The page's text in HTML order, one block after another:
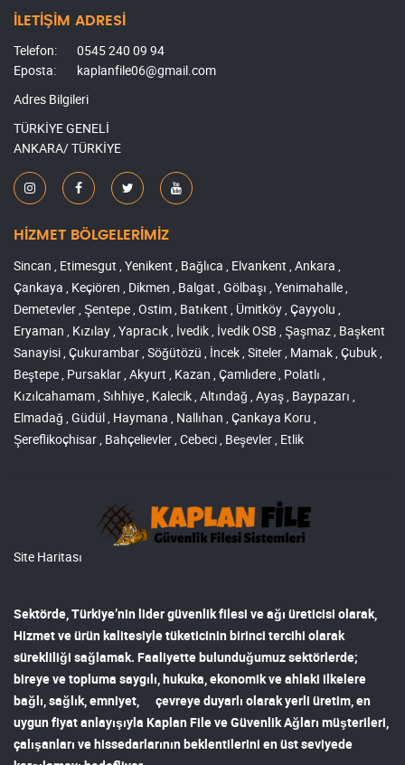
İLETİŞİM ADRESİ
Telefon:
0545 240 09 94
Eposta:
kaplanfile06@gmail.com
Adres Bilgileri
TÜRKİYE GENELİ
ANKARA/ TÜRKİYE
HİZMET BÖLGELERİMİZ
Sincan , Etimesgut , Yenikent , Bağlıca , Elvankent , Ankara ,
Çankaya , Keçiören , Dikmen , Balgat , Gölbaşı , Yenimahalle ,
Demetevler , Şentepe , Ostim , Batıkent , Ümitköy , Çayyolu ,
Eryaman , Kızılay , Yapracık , İvedik , İvedik OSB , Şaşmaz , Başkent
Sanayisi , Çukurambar , Söğütözü , İncek , Siteler , Mamak , Çubuk ,
Beştepe , Pursaklar , Akyurt , Kazan , Çamlıdere , Polatlı ,
Kızılcahamam , Sıhhiye , Kalecik , Altındağ , Ayaş , Baypazarı ,
Elmadağ , Güdül , Haymana , Nallıhan , Çankaya Koru ,
Şereflikoçhisar , Bahçelievler , Cebeci , Beşevler , Etlik
Site Haritası
Sektörde, Türkiye’nin lidergüvenlik filesi ve ağı üreticisi olarak,
Hizmet ve ürün kalitesiyle tüketicinin birinci tercihi olarak
sürekliliği sağlamak. Faaliyette bulunduğumuz sektörlerde;
bireye ve topluma saygılı, hukuka, ekonomik ve ahlaki ilkelere
bağlı, sağlık, emniyet, çevreye duyarlı olarak yerli üretim, en
uygun fiyat anlayışıyla Kaplan File ve Güvenlik Ağları müşterileri,
çalışanları ve hissedarlarının beklentilerini en üst seviyede